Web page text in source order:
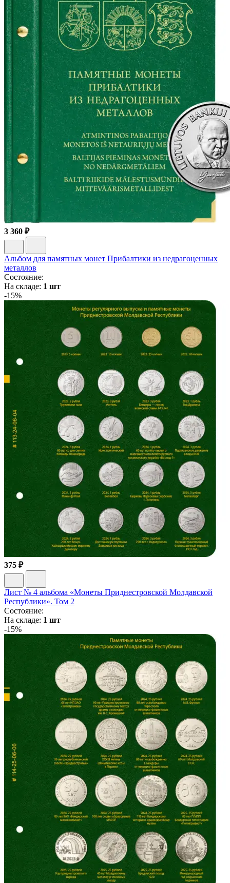
3 360 ₽
Альбом для памятных монет Прибалтики из недрагоценных
металлов
Состояние:
На складе: 1 шт
-15%
375 ₽
Лист № 4 альбома «Монеты Приднестровской Молдавской
Республики». Том 2
Состояние:
На складе: 1 шт
-15%